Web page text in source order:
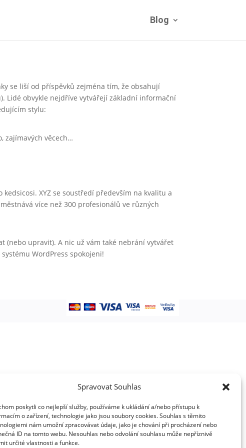
Spravovat Souhlas
poskytli co nejlepší služby, používáme k ukládání a/nebo přístupu k
o zařízení, technologie jako jsou soubory cookies. Souhlas s těmito
nám umožní zpracovávat údaje, jako je chování při procházení nebo
ID na tomto webu. Nesouhlas nebo odvolání souhlasu může nepříznivě
určité vlastnosti a funkce.
Blog
se liší od příspěvků zejména tím, že obsahují
Lidé obvykle nejdříve vytvářejí základní informační
stylu:
zajímavých věcech…
XYZ se soustředí především na kvalitu a
více než 300 profesionálů ve různých
(nebo upravit). A nic už vám také nebrání vytvářet
WordPress spokojeni!